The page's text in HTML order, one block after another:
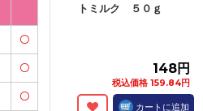
〇
〇
〇
トミルク ５０ｇ
148円
税込価格 159.84円
カートに追加